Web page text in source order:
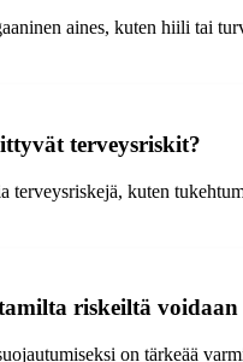
aines, kuten hiili tai
terveysriskit?
terveysriskejä, kuten
riskeiltä voidaan
on tärkeää